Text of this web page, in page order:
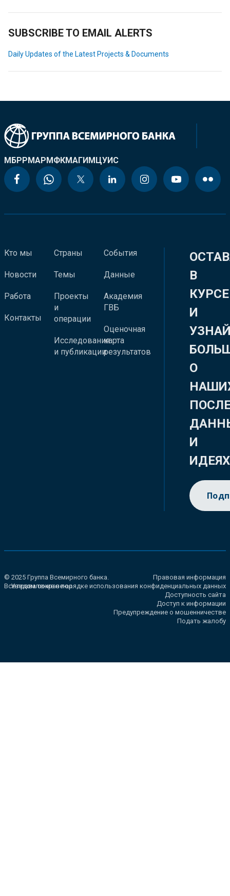
SUBSCRIBE TO EMAIL ALERTS
Daily Updates of the Latest Projects & Documents
МБРРМАРМФКМАГИМЦУИС
Кто мы
Новости
Работа
Контакты
Страны
Темы
Проекты
и
операции
Исследования
и публикации
События
Данные
Академия
ГВБ
Оценочная
карта
результатов
В
КУРСЕ
И
О
И
ИДЕЯХ
© 2025 Группа Всемирного банка.
Все права сохранены.
Правовая информация
Уведомление о порядке использования конфиденциальных данных
Доступность сайта
Доступ к информации
Предупреждение о мошенничестве
Подать жалобу